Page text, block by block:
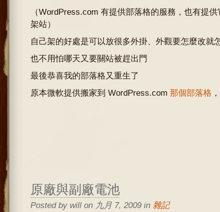
（WordPress.com 有提供部落格的服務，也有提
架站）
自己架的好處是可以放很多外掛、外觀要怎麼改就
也不用怕哪天又要關站被趕出門
最後恭喜我的部落格又重生了
原本微軟提供搬家到 WordPress.com 那個部落格
原廠與副廠電池
Posted by will on 九月 7, 2009 in 雜記